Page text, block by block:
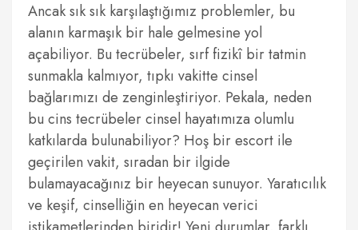
Ancak sık sık karşılaştığımız problemler, bu
alanın karmaşık bir hale gelmesine yol
açabiliyor. Bu tecrübeler, sırf fizikî bir tatmin
sunmakla kalmıyor, tıpkı vakitte cinsel
bağlarımızı de zenginleştiriyor. Pekala, neden
bu cins tecrübeler cinsel hayatımıza olumlu
katkılarda bulunabiliyor? Hoş bir escort ile
geçirilen vakit, sıradan bir ilgide
bulamayacağınız bir heyecan sunuyor. Yaratıcılık
ve keşif, cinselliğin en heyecan verici